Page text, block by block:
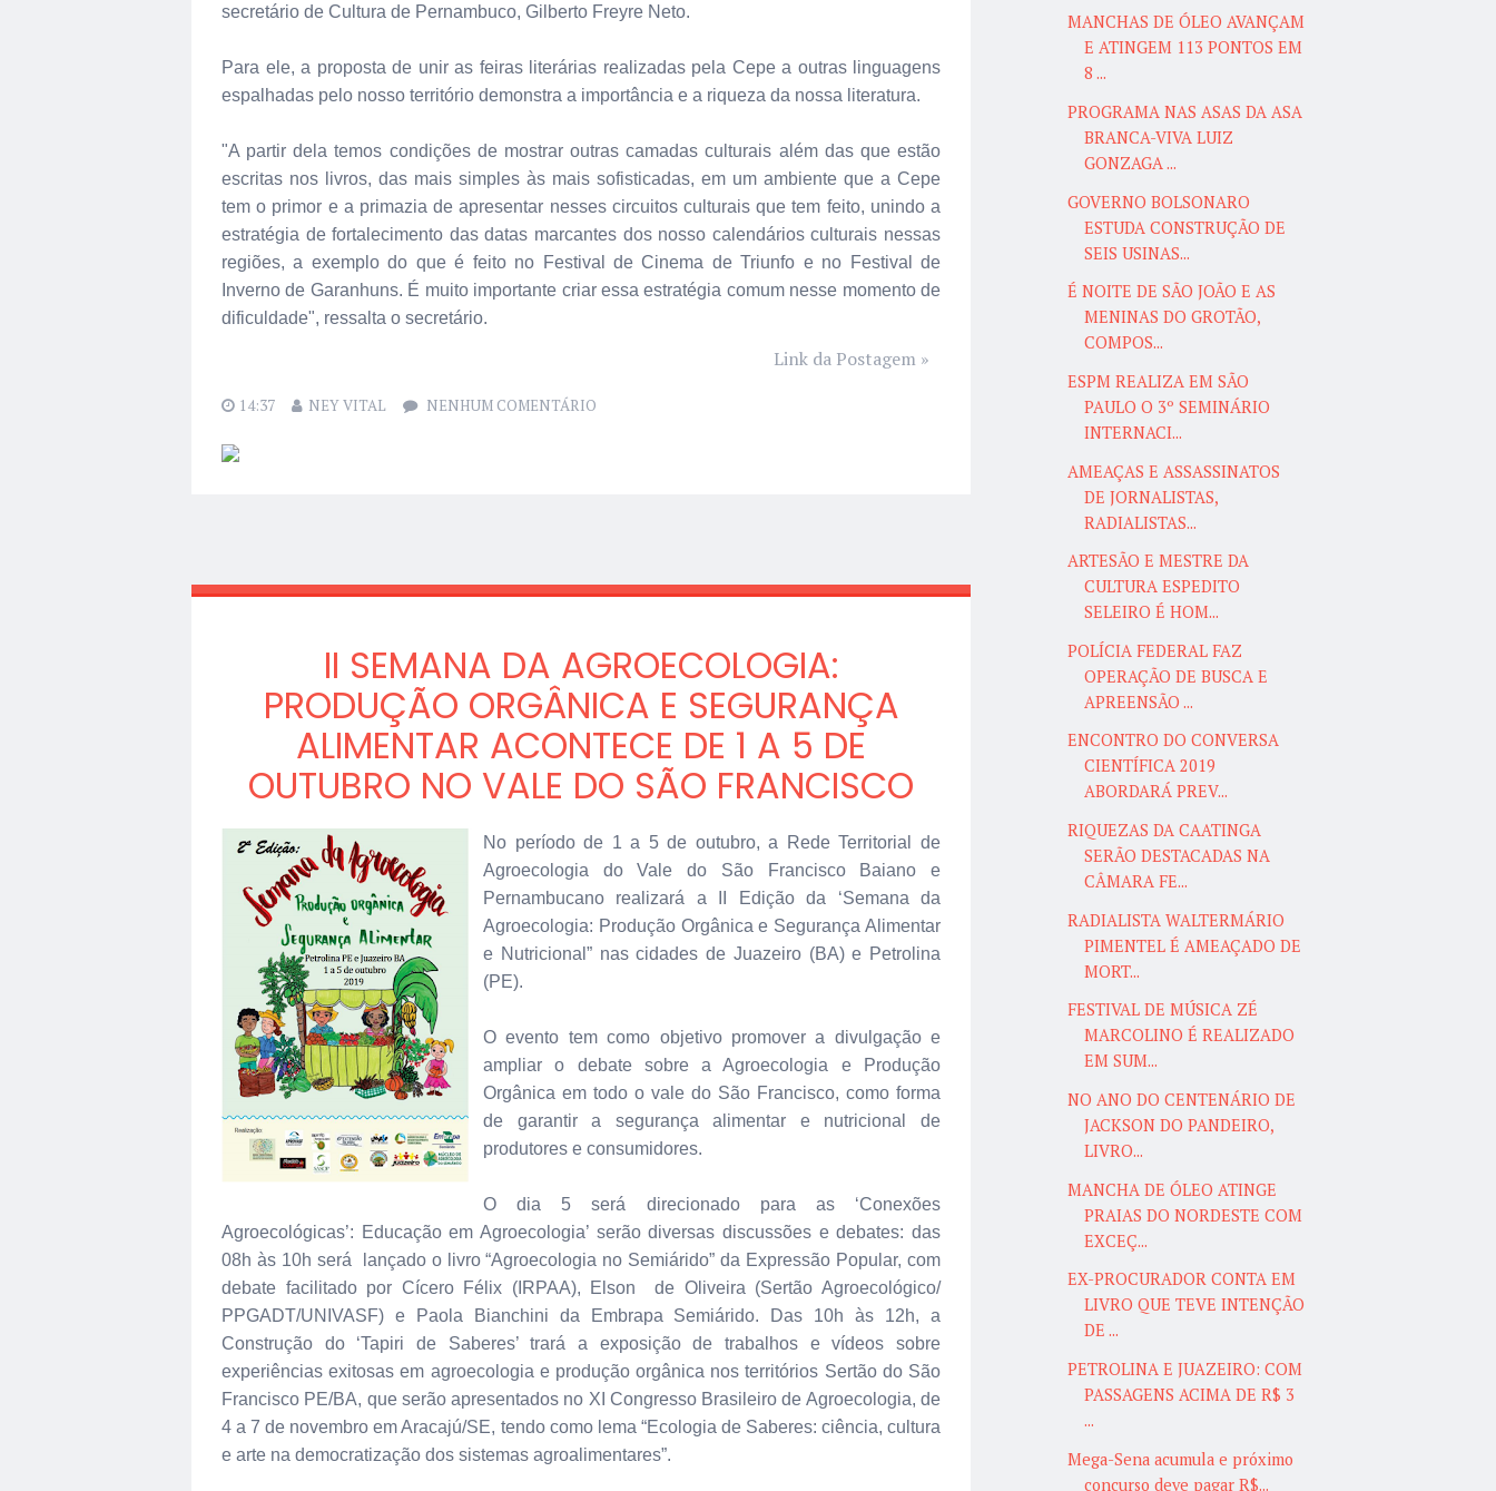
secretário de Cultura de Pernambuco, Gilberto Freyre Neto.
Para ele, a proposta de unir as feiras literárias realizadas pela Cepe a outras linguagens
espalhadas pelo nosso território demonstra a importância e a riqueza da nossa literatura.
"A partir dela temos condições de mostrar outras camadas culturais além das que estão
escritas nos livros, das mais simples às mais sofisticadas, em um ambiente que a Cepe
tem o primor e a primazia de apresentar nesses circuitos culturais que tem feito, unindo a
estratégia de fortalecimento das datas marcantes dos nosso calendários culturais nessas
regiões, a exemplo do que é feito no Festival de Cinema de Triunfo e no Festival de
Inverno de Garanhuns. É muito importante criar essa estratégia comum nesse momento de
dificuldade", ressalta o secretário.
Link da Postagem »
14:37 NEY VITAL NENHUM COMENTÁRIO
II SEMANA DA AGROECOLOGIA:
PRODUÇÃO ORGÂNICA E SEGURANÇA
ALIMENTAR ACONTECE DE 1 A 5 DE
OUTUBRO NO VALE DO SÃO FRANCISCO
No período de 1 a 5 de outubro, a Rede Territorial de
Agroecologia do Vale do São Francisco Baiano e
Pernambucano realizará a II Edição da ‘Semana da
Agroecologia: Produção Orgânica e Segurança Alimentar
e Nutricional” nas cidades de Juazeiro (BA) e Petrolina
(PE).
O evento tem como objetivo promover a divulgação e
ampliar o debate sobre a Agroecologia e Produção
Orgânica em todo o vale do São Francisco, como forma
de garantir a segurança alimentar e nutricional de
produtores e consumidores.
O dia 5 será direcionado para as ‘Conexões
Agroecológicas’: Educação em Agroecologia’ serão diversas discussões e debates: das
08h às 10h será lançado o livro “Agroecologia no Semiárido” da Expressão Popular, com
debate facilitado por Cícero Félix (IRPAA), Elson de Oliveira (Sertão Agroecológico/
PPGADT/UNIVASF) e Paola Bianchini da Embrapa Semiárido. Das 10h às 12h, a
Construção do ‘Tapiri de Saberes’ trará a exposição de trabalhos e vídeos sobre
experiências exitosas em agroecologia e produção orgânica nos territórios Sertão do São
Francisco PE/BA, que serão apresentados no XI Congresso Brasileiro de Agroecologia, de
4 a 7 de novembro em Aracajú/SE, tendo como lema “Ecologia de Saberes: ciência, cultura
e arte na democratização dos sistemas agroalimentares”.
MANCHAS DE ÓLEO AVANÇAM
E ATINGEM 113 PONTOS EM
8 ...
PROGRAMA NAS ASAS DA ASA
BRANCA-VIVA LUIZ
GONZAGA ...
GOVERNO BOLSONARO
ESTUDA CONSTRUÇÃO DE
SEIS USINAS...
É NOITE DE SÃO JOÃO E AS
MENINAS DO GROTÃO,
COMPOS...
ESPM REALIZA EM SÃO
PAULO O 3º SEMINÁRIO
INTERNACI...
AMEAÇAS E ASSASSINATOS
DE JORNALISTAS,
RADIALISTAS...
ARTESÃO E MESTRE DA
CULTURA ESPEDITO
SELEIRO É HOM...
POLÍCIA FEDERAL FAZ
OPERAÇÃO DE BUSCA E
APREENSÃO ...
ENCONTRO DO CONVERSA
CIENTÍFICA 2019
ABORDARÁ PREV...
RIQUEZAS DA CAATINGA
SERÃO DESTACADAS NA
CÂMARA FE...
RADIALISTA WALTERMÁRIO
PIMENTEL É AMEAÇADO DE
MORT...
FESTIVAL DE MÚSICA ZÉ
MARCOLINO É REALIZADO
EM SUM...
NO ANO DO CENTENÁRIO DE
JACKSON DO PANDEIRO,
LIVRO...
MANCHA DE ÓLEO ATINGE
PRAIAS DO NORDESTE COM
EXCEÇ...
EX-PROCURADOR CONTA EM
LIVRO QUE TEVE INTENÇÃO
DE ...
PETROLINA E JUAZEIRO: COM
PASSAGENS ACIMA DE R$ 3
...
Mega-Sena acumula e próximo
concurso deve pagar R$...